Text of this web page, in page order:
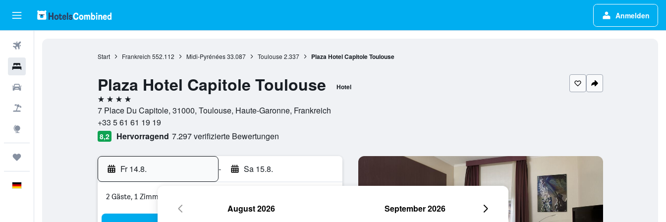
Anmelden
Start Frankreich 552.112 Midi-Pyrénées 33.087 Toulouse 2.337 Plaza Hotel Capitole Toulouse
Plaza Hotel Capitole Toulouse Hotel
4 Sterne
7 Place Du Capitole, 31000, Toulouse, Haute-Garonne, Frankreich
+33 5 61 61 19 19
8,2 Hervorragend 7.297 verifizierte Bewertungen
Fr 14.8. - Sa 15.8.
2 Gäste, 1 Zimmer
August 2026 September 2026